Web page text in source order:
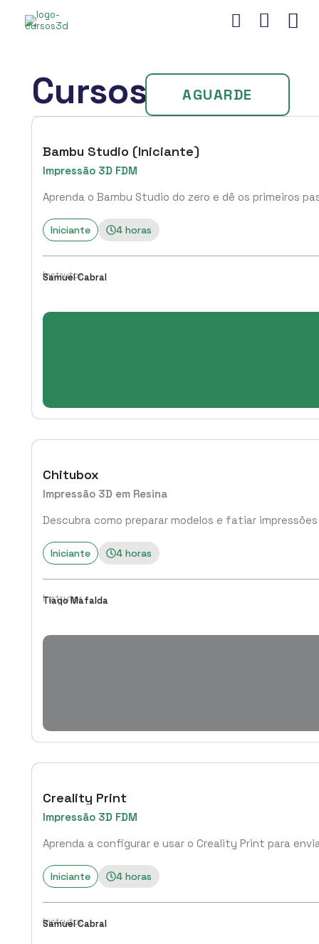
Cursos AGUARDE
Bambu Studio (Iniciante)
Impressão 3D FDM
Aprenda o Bambu Studio do zero e dê os primeiros
Iniciante 4 horas
Instrutor
Samuel Cabral
Chitubox
Impressão 3D em Resina
Descubra como preparar modelos e fatiar
Iniciante 4 horas
Instrutor
Tiago Mafalda
Creality Print
Impressão 3D FDM
Aprenda a configurar e usar o Creality Print para
Iniciante 4 horas
Instrutor
Samuel Cabral